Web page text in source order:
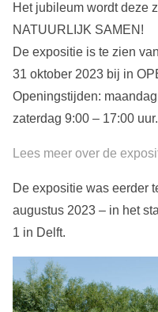
Het jubileum wordt deze
NATUURLIJK SAMEN!
De expositie is te zien
31 oktober 2023 bij in
Openingstijden:
zaterdag 9:00 – 17:00 uur.
Lees meer over de
De expositie was eerder
augustus 2023 – in het
1 in Delft.